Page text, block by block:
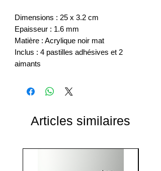
Dimensions : 25 x 3.2 cm
Epaisseur : 1.6 mm
Matière : Acrylique noir mat
Inclus : 4 pastilles adhésives et 2
aimants
Articles similaires